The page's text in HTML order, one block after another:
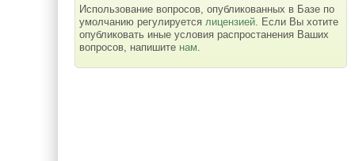
Использование вопросов, опубликованных в Базе по
умолчанию регулируется лицензией . Если Вы хотите
опубликовать иные условия распростанения Ваших
вопросов, напишите нам